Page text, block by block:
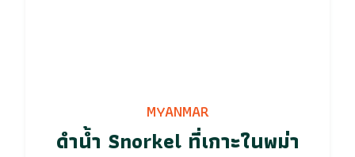
MYANMAR
ดำน้ำ Snorkel ที่เกาะในพม่า